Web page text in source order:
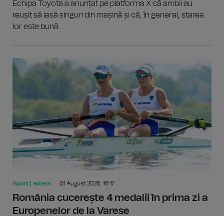
Echipa Toyota a anunțat pe platforma X că ambii au
reușit să iasă singuri din mașină și că, în general, starea
lor este bună.
Sport | extern 01 August 2026, 16:17
România cucerește 4 medalii în prima zi a
Europenelor de la Varese